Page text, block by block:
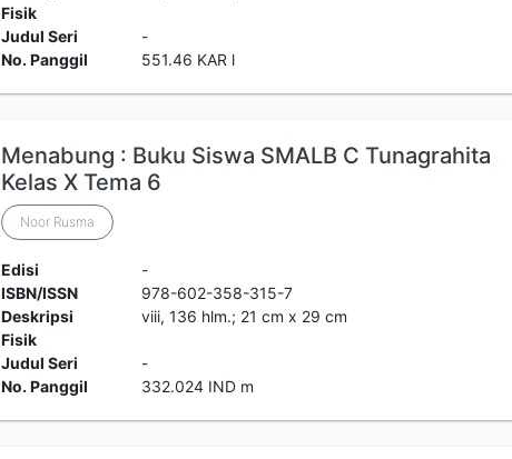
Fisik
Judul Seri
-
No. Panggil
551.46 KAR l
Menabung : Buku Siswa SMALB C Tunagrahita
Kelas X Tema 6
Noor Rusma
Edisi
-
ISBN/ISSN
978-602-358-315-7
Deskripsi
Fisik
viii, 136 hlm.; 21 cm x 29 cm
Judul Seri
-
No. Panggil
332.024 IND m